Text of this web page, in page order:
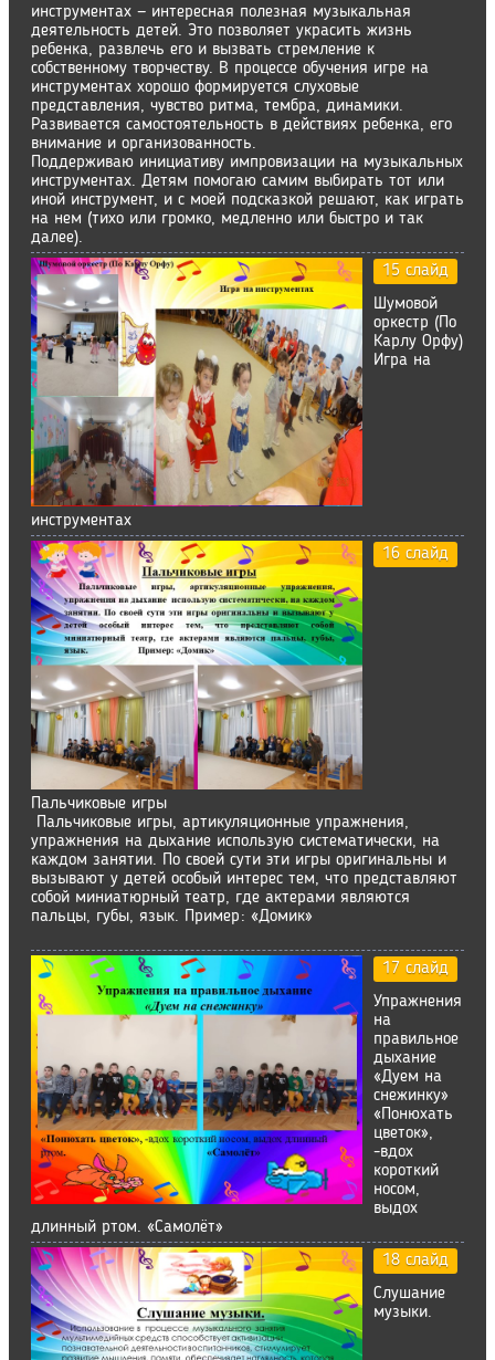
инструментах — интересная полезная музыкальная
деятельность детей. Это позволяет украсить жизнь
ребенка, развлечь его и вызвать стремление к
собственному творчеству. В процессе обучения игре на
инструментах хорошо формируется слуховые
представления, чувство ритма, тембра, динамики.
Развивается самостоятельность в действиях ребенка, его
внимание и организованность.
Поддерживаю инициативу импровизации на музыкальных
инструментах. Детям помогаю самим выбирать тот или
иной инструмент, и с моей подсказкой решают, как играть
на нем (тихо или громко, медленно или быстро и так
далее).
15 слайд
Шумовой
оркестр (По
Карлу Орфу)
Игра на
инструментах
16 слайд
Пальчиковые игры
Пальчиковые игры, артикуляционные упражнения,
упражнения на дыхание использую систематически, на
каждом занятии. По своей сути эти игры оригинальны и
вызывают у детей особый интерес тем, что представляют
собой миниатюрный театр, где актерами являются
пальцы, губы, язык. Пример: «Домик»
17 слайд
Упражнения
на
правильное
дыхание
«Дуем на
снежинку»
«Понюхать
цветок»,
-вдох
короткий
носом,
выдох
длинный ртом. «Самолёт»
18 слайд
Слушание
музыки.